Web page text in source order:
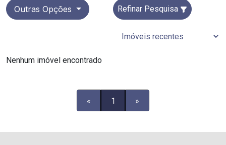
Outras Opções Refinar Pesquisa
Nenhum imóvel encontrado
« 1 »